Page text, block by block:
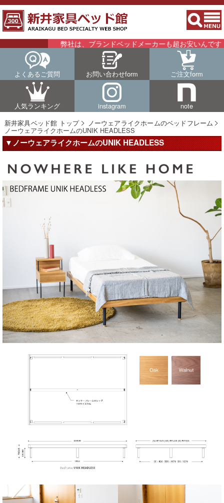
弊社は、ブランドベッドメーカーも超お安いんです！！
よくあるご質問 お問い合わせform ご注文form
人気ランキング instagram
note
新井家具ベッド館 トップ
ノーウェアライクホームのベッドフレーム
ノーウェアライクホームのUNIK HEADLESS
▼ノーウェアライクホームのUNIK HEADLESS